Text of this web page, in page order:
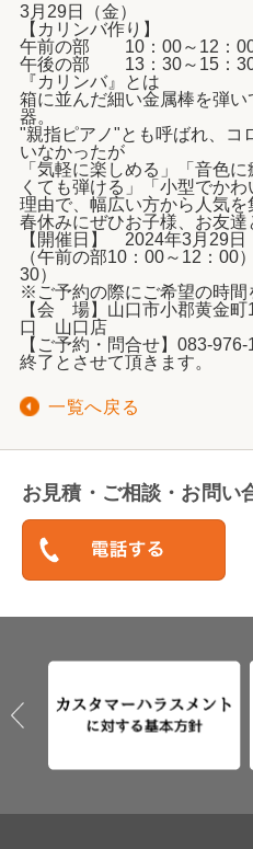
3月29日（金）
【カリンバ作り】
午前の部 10：00～12：
午後の部 13：30～15：
『カリンバ』とは
箱に並んだ細い金属棒を弾
器。
"親指ピアノ"とも呼ばれ、コ
いなかったが
「気軽に楽しめる」「音色
くても弾ける」「小型でか
理由で、幅広い方から人気を
春休みにぜひお子様、お友達
【開催日】 2024年3月29日
（午前の部10：00～12：00
30）
※ご予約の際にご希望の時間
【会 場】山口市小郡黄金
口 山口店
【ご予約・問合せ】083-
終了とさせて頂きます。
一覧へ戻る
お見積・ご相談・お問い